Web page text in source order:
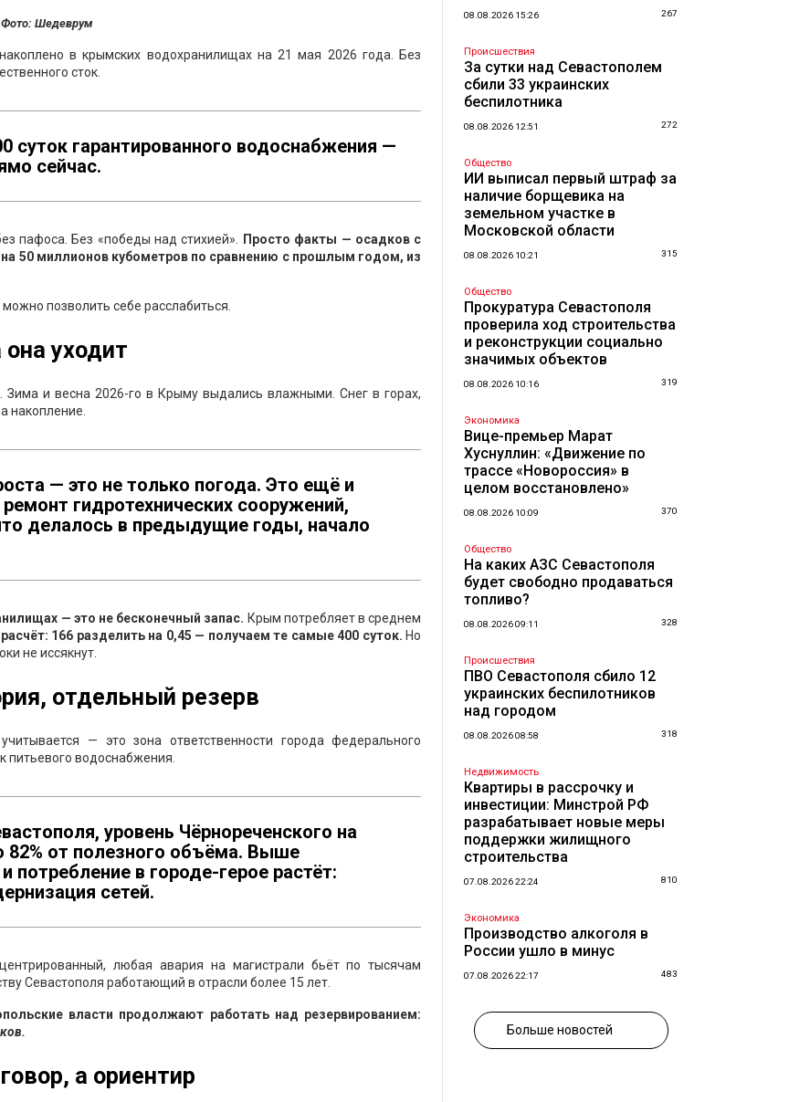
Фото: Шедеврум
в крымских водохранилищах на 21 мая 2026 года. Без
сток.
суток гарантированного водоснабжения —
сейчас.
пафоса. Без «победы над стихией».
Просто факты — осадков с
50 миллионов кубометров по сравнению с прошлым годом, из
позволить себе расслабиться.
уходит
Зима и весна 2026-го в Крыму выдались влажными. Снег в горах,
накопление.
— это не только погода. Это ещё и
гидротехнических сооружений,
делалось в предыдущие годы, начало
— это не бесконечный запас. Крым потребляет в среднем
166 разделить на 0,45 — получаем те самые 400 суток. Но
не иссякнут.
отдельный резерв
— это зона ответственности города федерального
питьевого водоснабжения.
уровень Чёрнореченского на
82% от полезного объёма. Выше
потребление в городе-герое растёт:
сетей.
любая авария на магистрали бьёт по тысячам
Севастополя работающий в отрасли более 15 лет.
власти продолжают работать над резервированием:
а ориентир
08.08.2026 15:26 267
Происшествия
За сутки над Севастополем
сбили 33 украинских
беспилотника
08.08.2026 12:51 272
Общество
ИИ выписал первый штраф за
наличие борщевика на
земельном участке в
Московской области
08.08.2026 10:21 315
Общество
Прокуратура Севастополя
проверила ход строительства
и реконструкции социально
значимых объектов
08.08.2026 10:16 319
Экономика
Вице-премьер Марат
Хуснуллин: «Движение по
трассе «Новороссия» в
целом восстановлено»
08.08.2026 10:09 370
Общество
На каких АЗС Севастополя
будет свободно продаваться
топливо?
08.08.2026 09:11 328
Происшествия
ПВО Севастополя сбило 12
украинских беспилотников
над городом
08.08.2026 08:58 318
Недвижимость
Квартиры в рассрочку и
инвестиции: Минстрой РФ
разрабатывает новые меры
поддержки жилищного
строительства
07.08.2026 22:24 810
Экономика
Производство алкоголя в
России ушло в минус
07.08.2026 22:17 483
Больше новостей